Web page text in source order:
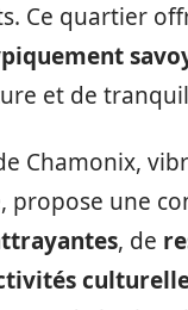
Ce quartier
et de
Chamonix,
propose une
, de